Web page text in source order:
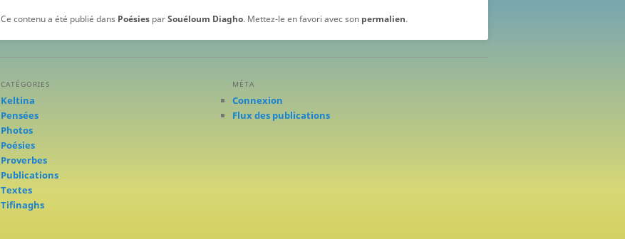
Ce contenu a été publié dans Poésies parSouéloum Diagho. Mettez-le en favori avec son permalien.
CATÉGORIES
Keltina
Pensées
Photos
Poésies
Proverbes
Publications
Textes
Tifinaghs
MÉTA
Connexion
Flux des publications